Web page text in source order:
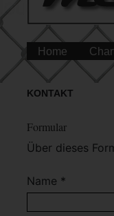
Home
KONTAKT
Formular
Über dieses
Name *